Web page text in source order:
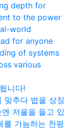
depth for
to the power
world
for anyone
of systems
various
니다!
맞추다 법을 상징
저울을 들고 있
를 가늠하는 천평